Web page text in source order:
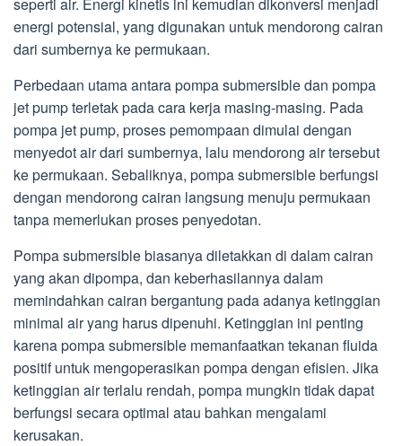
energi potensial, yang digunakan untuk mendorong cairan
dari sumbernya ke permukaan.
Perbedaan utama antara pompa submersible dan pompa
jet pump terletak pada cara kerja masing-masing. Pada
pompa jet pump, proses pemompaan dimulai dengan
menyedot air dari sumbernya, lalu mendorong air tersebut
ke permukaan. Sebaliknya, pompa submersible berfungsi
dengan mendorong cairan langsung menuju permukaan
tanpa memerlukan proses penyedotan.
Pompa submersible biasanya diletakkan di dalam cairan
yang akan dipompa, dan keberhasilannya dalam
memindahkan cairan bergantung pada adanya ketinggian
minimal air yang harus dipenuhi. Ketinggian ini penting
karena pompa submersible memanfaatkan tekanan fluida
positif untuk mengoperasikan pompa dengan efisien. Jika
ketinggian air terlalu rendah, pompa mungkin tidak dapat
berfungsi secara optimal atau bahkan mengalami
kerusakan.